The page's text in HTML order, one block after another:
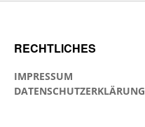
RECHTLICHES
IMPRESSUM
DATENSCHUTZERKLÄRUNG